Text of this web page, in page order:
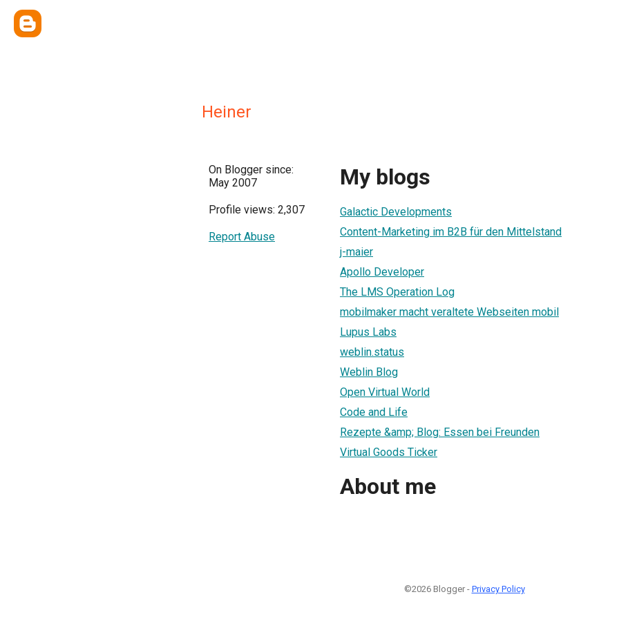
Heiner
On Blogger since:
May 2007
Profile views: 2,307
Report Abuse
My blogs
Galactic Developments
Content-Marketing im B2B für den Mittelstand
j-maier
Apollo Developer
The LMS Operation Log
mobilmaker macht veraltete Webseiten mobil
Lupus Labs
weblin.status
Weblin Blog
Open Virtual World
Code and Life
Rezepte &amp; Blog: Essen bei Freunden
Virtual Goods Ticker
About me
©2026 Blogger - Privacy Policy